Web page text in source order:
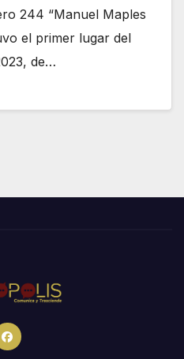
244 “Manuel Maples
el primer lugar del
de…